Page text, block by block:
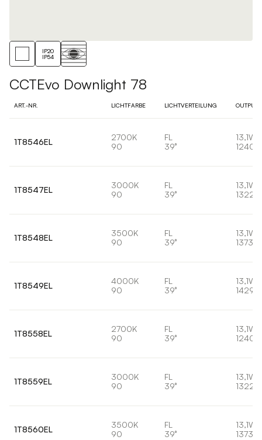
IP20
IP54
CCTEvo Downlight 78
ART.-NR. LICHTFARBE LICHTVERTEILUNG OUTPUT
1T8546EL
2700K
90
FL
39°
13,1W
1T8547EL
3000K
90
FL
39°
13,1W
1322lm
1T8548EL
3500K
90
FL
39°
13,1W
1373lm
1T8549EL
4000K
90
FL
39°
13,1W
1429lm
1T8558EL
2700K
90
FL
39°
13,1W
1T8559EL
3000K
90
FL
39°
13,1W
1322lm
1T8560EL
3500K
90
FL
39°
13,1W
1373lm